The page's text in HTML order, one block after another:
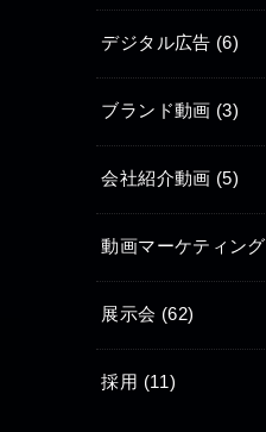
デジタル広告 (6)
ブランド動画 (3)
会社紹介動画 (5)
動画マーケティング
展示会 (62)
採用 (11)